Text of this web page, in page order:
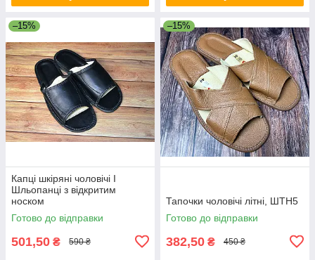
–15%
Капці шкіряні чоловічі I
Шльопанці з відкритим
носком
Готово до відправки
501,50 ₴ 590 ₴
–15%
Тапочки чоловічі літні, ШТН5
Готово до відправки
382,50 ₴ 450 ₴